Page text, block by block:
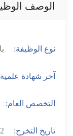
الوصف
نوع الوظيفة:
آخر شهادة
التخصص العام:
تاريخ التخرج: